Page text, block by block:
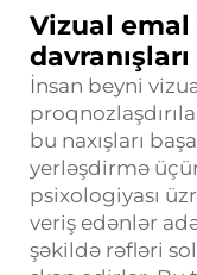
Vizual emal
davranışları
İnsan beyni
bu naxışları
yerləşdirmə
psixologiyası
veriş edənlər
şəkildə rəfləri